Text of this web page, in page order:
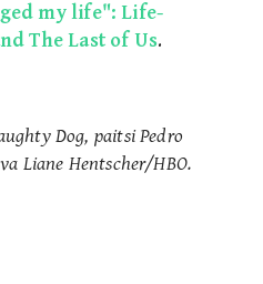
my life": Life-
The Last of Us.
Dog, paitsi Pedro
Liane Hentscher/HBO.